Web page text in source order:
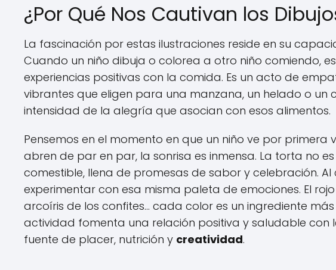
¿Por Qué Nos Cautivan los
La fascinación por estas ilustraciones reside en su
Cuando un niño dibuja o colorea a otro niño comiendo,
experiencias positivas con la comida. Es un acto de
vibrantes que eligen para una manzana, un helado o un
intensidad de la alegría que asocian con esos alimentos.
Pensemos en el momento en que un niño ve por primera
abren de par en par, la sonrisa es inmensa. La torta no
comestible, llena de promesas de sabor y celebración.
experimentar con esa misma paleta de emociones. El
arcoíris de los confites... cada color es un ingrediente
actividad fomenta una relación positiva y saludable
fuente de placer, nutrición y creatividad.